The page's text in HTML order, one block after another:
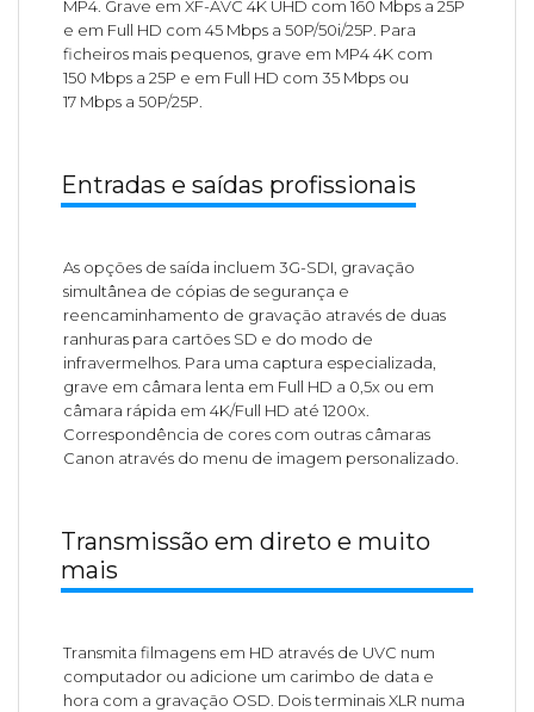
MP4. Grave em XF-AVC 4K UHD com 160 Mbps a 25P
e em Full HD com 45 Mbps a 50P/50i/25P. Para
ficheiros mais pequenos, grave em MP4 4K com
150 Mbps a 25P e em Full HD com 35 Mbps ou
17 Mbps a 50P/25P.
Entradas e saídas profissionais
As opções de saída incluem 3G-SDI, gravação
simultânea de cópias de segurança e
reencaminhamento de gravação através de duas
ranhuras para cartões SD e do modo de
infravermelhos. Para uma captura especializada,
grave em câmara lenta em Full HD a 0,5x ou em
câmara rápida em 4K/Full HD até 1200x.
Correspondência de cores com outras câmaras
Canon através do menu de imagem personalizado.
Transmissão em direto e muito
mais
Transmita filmagens em HD através de UVC num
computador ou adicione um carimbo de data e
hora com a gravação OSD. Dois terminais XLR numa